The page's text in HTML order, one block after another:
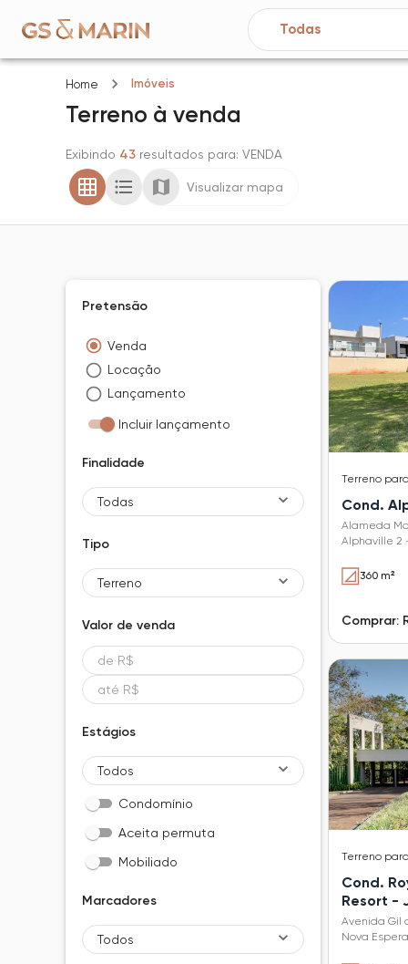
Home Imóveis
Terreno à venda
Exibindo 43 resultados para: VENDA
Visualizar mapa
Pretensão
Venda
Locação
Lançamento
Incluir lançamento
Finalidade
Todas
Tipo
Terreno
Valor de venda
Estágios
Todos
Condomínio
Aceita permuta
Mobiliado
Marcadores
Todos
Terreno
Cond.
Alameda
Alphaville 2
360 m²
Comprar:
Terreno
Cond.
Resort -
Avenida Gil
Nova